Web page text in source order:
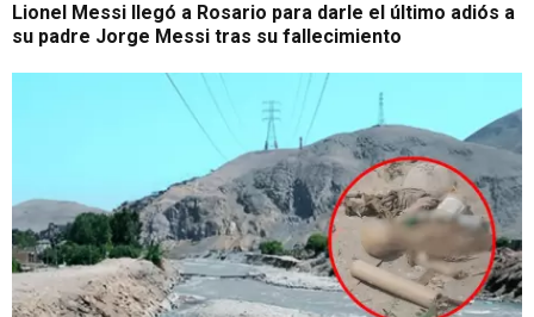
Lionel Messi llegó a Rosario para darle el último adiós a
su padre Jorge Messi tras su fallecimiento